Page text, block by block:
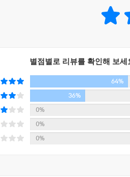
소 리의 연결이 될 수도 있고, 때
별점별로 리뷰를 확인해 보세
64%
36%
0%
0%
0%